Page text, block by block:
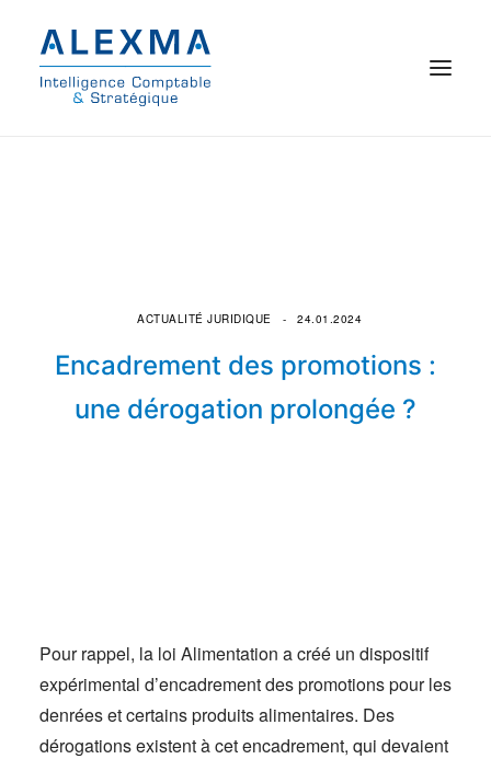
Commissariat aux comptes
On parle de nous
© 2021 Alexma
Encadrement des promotions :
une dérogation prolongée ?
24.01.2024
ACTUALITÉ JURIDIQUE
Pour rappel, la loi Alimentation a créé un dispositif
expérimental d’encadrement des promotions pour les
denrées et certains produits alimentaires. Des
dérogations existent à cet encadrement, qui devaient